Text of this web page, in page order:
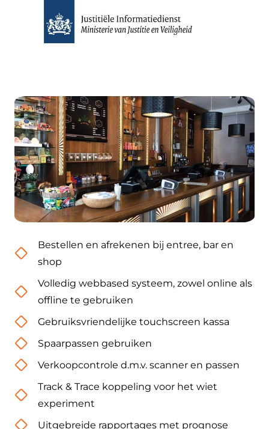
Bestellen en afrekenen bij entree, bar en
shop
Volledig webbased systeem, zowel online als
offline te gebruiken
Gebruiksvriendelijke touchscreen kassa
Spaarpassen gebruiken
Verkoopcontrole d.m.v. scanner en passen
Track & Trace koppeling voor het wiet
experiment
Uitgebreide rapportages met prognose